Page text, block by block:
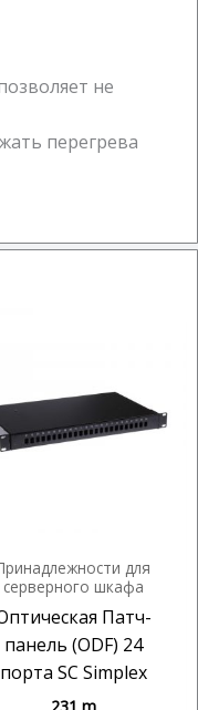
не
перегрева
для
серверного шкафа
Патч-
панель (ODF) 24
порта SC Simplex